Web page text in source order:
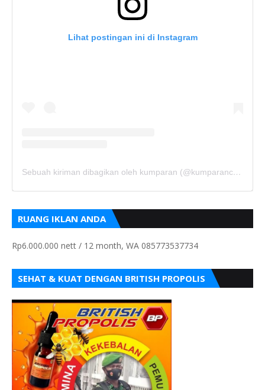
Lihat postingan ini di Instagram
Sebuah kiriman dibagikan oleh kumparan (@kumparancom)
RUANG IKLAN ANDA
Rp6.000.000 nett / 12 month, WA 085773537734
SEHAT & KUAT DENGAN BRITISH PROPOLIS